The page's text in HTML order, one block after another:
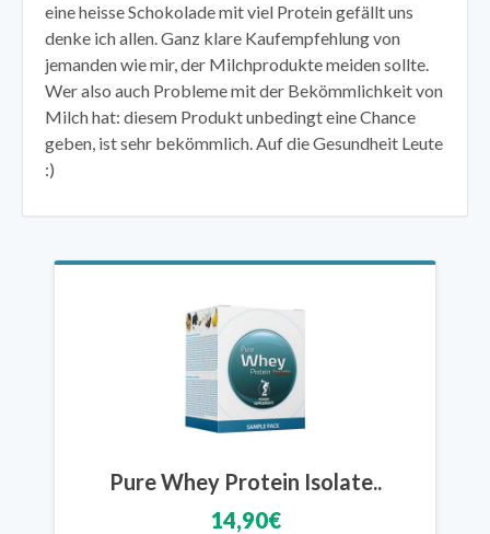
eine heisse Schokolade mit viel Protein gefällt uns
denke ich allen. Ganz klare Kaufempfehlung von
jemanden wie mir, der Milchprodukte meiden sollte.
Wer also auch Probleme mit der Bekömmlichkeit von
Milch hat: diesem Produkt unbedingt eine Chance
geben, ist sehr bekömmlich. Auf die Gesundheit Leute
:)
Pure Whey Protein Isolate..
14,90€